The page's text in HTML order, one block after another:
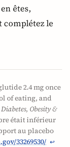
êtes,
complétez le
2.4 mg once
of eating, and
Diabetes, Obesity &
était inférieur
au placebo
33269530/ ↩